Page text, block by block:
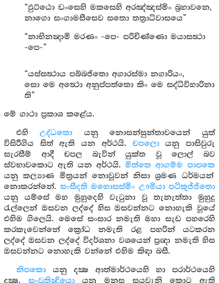
“ඵුට්ඨො ඩංසෙහි මකසෙහි අරඤ්ඤස්මිං බ්‍රහාවනෙ,
නාගො සංගාමසීසෙව සතො තත්‍රාධිවාසයෙ”
“නාභිනන්‍දාමි මරණං -පෙ- පරිචිණ්ණො මයාසත්‍ථා
-පෙ-”
“යස්සත්‍ථාය පබ්බජිතො අගාරස්මා නගාරියං,
සො මෙ අත්‍ථො අනුප්පත්තො කිං මෙ සද්ධිවිහාරිනා
ති”
මේ ගාථා ප්‍රකාශ කළේය.
එහිඋද්ධතො යනු නොසන්සුන්තාවයෙන් යුත්
විසිරීගිය සිත් ඇති යන අර්ථයි. චපලොයනු පාසිවුරු
සැරසීම් ආදී චපල බැවින් යුක්ත වූ ලොල් බව
ස්වභාවකොට ඇති යන අර්ථයි. මිත්තෙ ආගම්ම පාපකෙ
යනු කල්‍යාණ මිත්‍රයන් නොවූවන් නිසා ශ්‍රමණ ධර්මයන්
නොකරන්නේ. සංසීදති මහොසස්මිං ඌමියා පටිකුජ්ජිතො
යනු යම්සේ මහ මුහුදෙහි වැටුනා වූ තැනැත්තා මුහුදු
රැල්ලෙන් ඔසවන ලද්දේ හිස ඔසවන්නට නොහැකි වූයේ
එහිම ගිලෙයි. මෙසේ සංසාර නමැති මහා සැඩ පහරෙහි
කරකැවෙන්නේ ක්‍රෝධ නමැති රළ පහරින් යටකරන
ලද්දේ ඔසවන ලද්දේ විදර්ශනා වශයෙන් ප්‍රඥා නමැති හිස
ඔසවන්නට නොහැකි වන්නේ එහිම කිඳා බසී.
නිපකොයනු දක්‍ෂ ආත්මාර්ථයෙහි හා පරාර්ථයෙහි
දක්‍ෂ. සංවුතින්‍ද්‍රියොයනු මනස සයවැනි කොට ඇති